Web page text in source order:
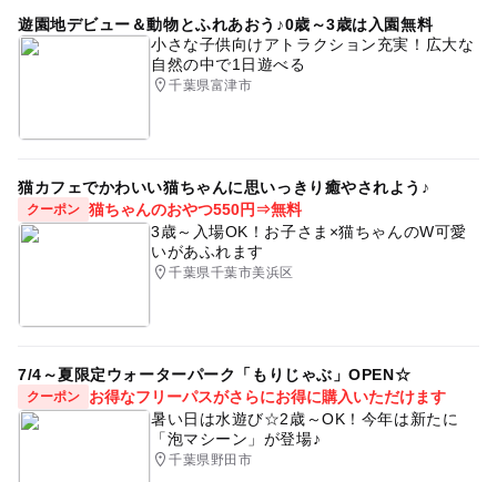
遊園地デビュー＆動物とふれあおう♪0歳～3歳は入園無料
小さな子供向けアトラクション充実！広大な
自然の中で1日遊べる
千葉県富津市
猫カフェでかわいい猫ちゃんに思いっきり癒やされよう♪
クーポン 猫ちゃんのおやつ550円⇒無料
3歳～入場OK！お子さま×猫ちゃんのW可愛
いがあふれます
千葉県千葉市美浜区
7/4～夏限定ウォーターパーク「もりじゃぶ」OPEN☆
クーポン
お得なフリーパスがさらにお得に購入いただけます
暑い日は水遊び☆2歳～OK！今年は新たに
「泡マシーン」が登場♪
千葉県野田市